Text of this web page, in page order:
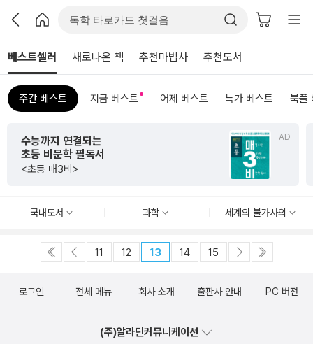
베스트셀러 새로나온 책 추천마법사 추천도서
주간 베스트 지금 베스트 어제 베스트 특가 베스트 북플
AD
수능까지 연결되는
초등 비문학 필독서
<초등 매3비>
국내도서 과학 세계의 불가사의
11 12 13 14 15
로그인 전체 메뉴 회사 소개 출판사 안내 PC 버전
(주)알라딘커뮤니케이션